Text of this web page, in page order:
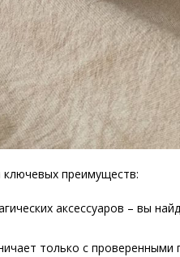
преимуществ:
аксессуаров – вы
только с проверенными